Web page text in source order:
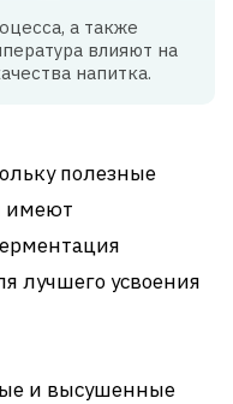
а также
влияют на
напитка.
полезные
имеют
лучшего усвоения
и высушенные